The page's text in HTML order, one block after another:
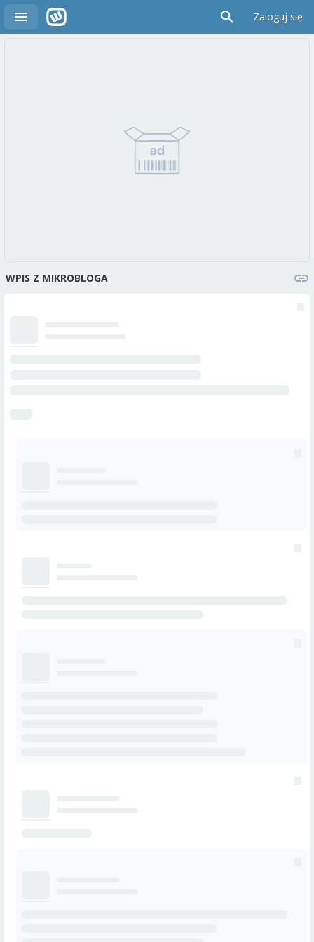
Zaloguj się
WPIS Z MIKROBLOGA